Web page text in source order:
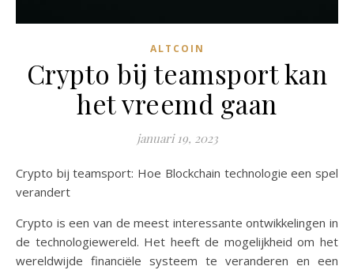
ALTCOIN
Crypto bij teamsport kan
het vreemd gaan
januari 19, 2023
Crypto bij teamsport: Hoe Blockchain technologie een spel
verandert
Crypto is een van de meest interessante ontwikkelingen in
de technologiewereld. Het heeft de mogelijkheid om het
wereldwijde financiële systeem te veranderen en een